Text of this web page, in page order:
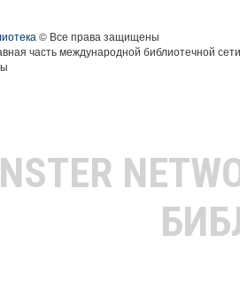
© Все права защищены
часть международной библиотечной